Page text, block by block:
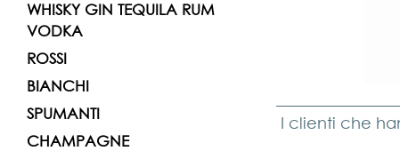
WHISKY GIN TEQUILA RUM
VODKA
ROSSI
BIANCHI
SPUMANTI
CHAMPAGNE
I clienti che